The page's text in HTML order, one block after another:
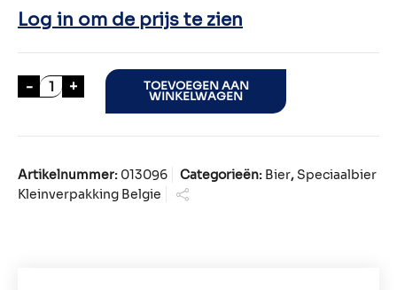
Log in om de prijs te zien
- ACHELSE KLUIS BRUIN 24x33cl aantal
+ TOEVOEGEN AAN
WINKELWAGEN
Artikelnummer: 013096 Categorieën: Bier, Speciaalbier
Kleinverpakking Belgie